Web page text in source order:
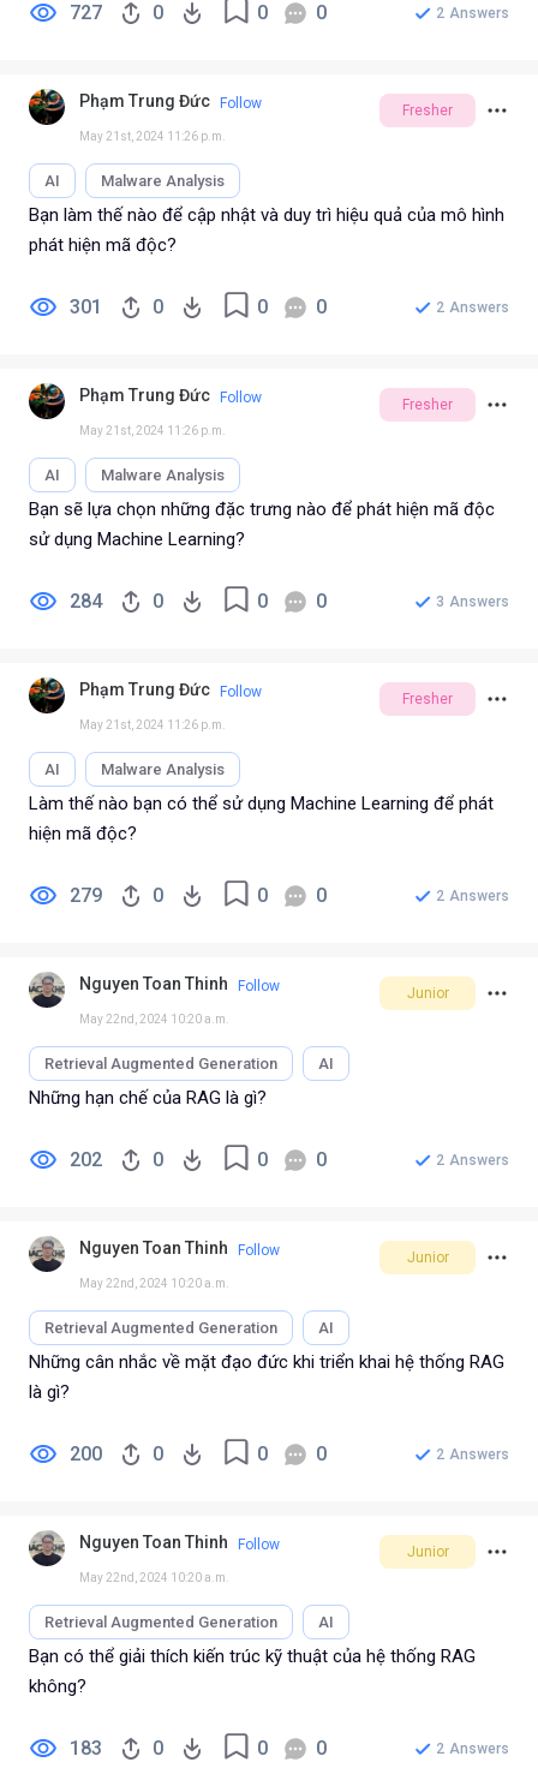
727 0 0 0 2 Answers
Phạm Trung Đức Follow
May 21st, 2024 11:26 p.m.
Fresher
AI Malware Analysis
Bạn làm thế nào để cập nhật và duy trì hiệu quả của mô hình
phát hiện mã độc?
301 0 0 0 2 Answers
Phạm Trung Đức Follow
May 21st, 2024 11:26 p.m.
Fresher
AI Malware Analysis
Bạn sẽ lựa chọn những đặc trưng nào để phát hiện mã độc
sử dụng Machine Learning?
284 0 0 0 3 Answers
Phạm Trung Đức Follow
May 21st, 2024 11:26 p.m.
Fresher
AI Malware Analysis
Làm thế nào bạn có thể sử dụng Machine Learning để phát
hiện mã độc?
279 0 0 0 2 Answers
Nguyen Toan Thinh Follow
May 22nd, 2024 10:20 a.m.
Junior
Retrieval Augmented Generation AI
Những hạn chế của RAG là gì?
202 0 0 0 2 Answers
Nguyen Toan Thinh Follow
May 22nd, 2024 10:20 a.m.
Junior
Retrieval Augmented Generation AI
Những cân nhắc về mặt đạo đức khi triển khai hệ thống RAG
là gì?
200 0 0 0 2 Answers
Nguyen Toan Thinh Follow
May 22nd, 2024 10:20 a.m.
Junior
Retrieval Augmented Generation AI
Bạn có thể giải thích kiến trúc kỹ thuật của hệ thống RAG
không?
183 0 0 0 2 Answers